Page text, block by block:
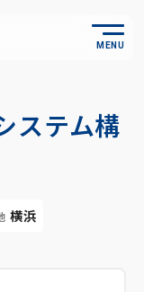
MENU
ステム構
横浜